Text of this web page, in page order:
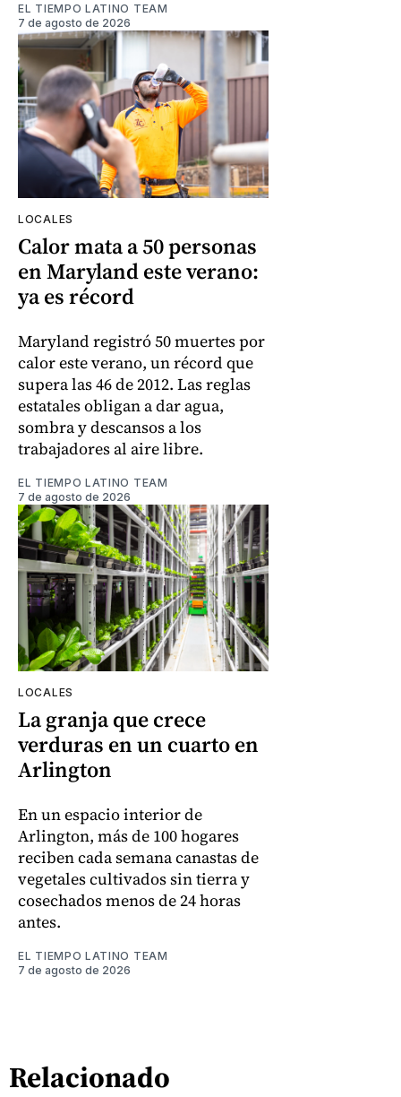
EL TIEMPO LATINO TEAM
7 de agosto de 2026
LOCALES
Calor mata a 50 personas
en Maryland este verano:
ya es récord
Maryland registró 50 muertes por
calor este verano, un récord que
supera las 46 de 2012. Las reglas
estatales obligan a dar agua,
sombra y descansos a los
trabajadores al aire libre.
EL TIEMPO LATINO TEAM
7 de agosto de 2026
LOCALES
La granja que crece
verduras en un cuarto en
Arlington
En un espacio interior de
Arlington, más de 100 hogares
reciben cada semana canastas de
vegetales cultivados sin tierra y
cosechados menos de 24 horas
antes.
EL TIEMPO LATINO TEAM
7 de agosto de 2026
Relacionado